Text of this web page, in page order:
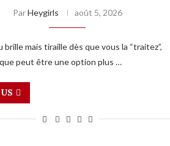
ParHeygirls août 5, 2026
brille mais tiraille dès que vous la “traitez”,
peut être une option plus …